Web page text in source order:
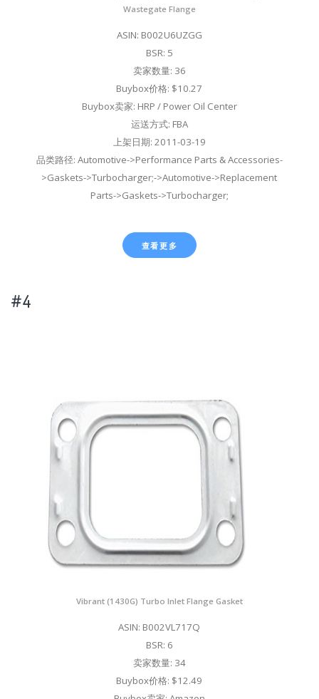
Wastegate Flange
ASIN: B002U6UZGG
BSR: 5
卖家数量: 36
Buybox价格: $10.27
Buybox卖家: HRP / Power Oil Center
运送方式: FBA
上架日期: 2011-03-19
品类路径: Automotive->Performance Parts & Accessories-
>Gaskets->Turbocharger;->Automotive->Replacement
Parts->Gaskets->Turbocharger;
查看更多
#4
Vibrant (1430G) Turbo Inlet Flange Gasket
ASIN: B002VL717Q
BSR: 6
卖家数量: 34
Buybox价格: $12.49